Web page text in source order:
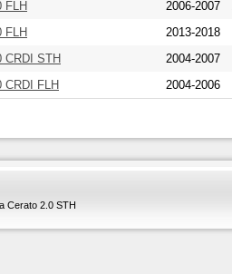
FLH 2006-2007
FLH 2013-2018
CRDI STH
2004-2007
CRDI FLH 2004-2006
Cerato 2.0 STH